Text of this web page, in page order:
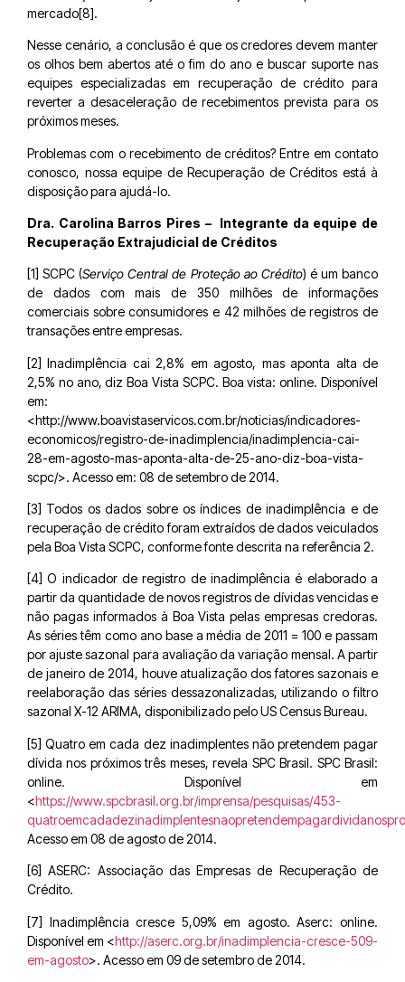
mercado[8].
Nesse cenário, a conclusão é que os credores devem manter
os olhos bem abertos até o fim do ano e buscar suporte nas
equipes especializadas em recuperação de crédito para
reverter a desaceleração de recebimentos prevista para os
próximos meses.
Problemas com o recebimento de créditos? Entre em contato
conosco, nossa equipe de Recuperação de Créditos está à
disposição para ajudá-lo.
Dra. Carolina Barros Pires – Integrante da equipe de
Recuperação Extrajudicial de Créditos
[1] SCPC (Serviço Central de Proteção ao Crédito) é um banco
de dados com mais de 350 milhões de informações
comerciais sobre consumidores e 42 milhões de registros de
transações entre empresas.
[2] Inadimplência cai 2,8% em agosto, mas aponta alta de
2,5% no ano, diz Boa Vista SCPC. Boa vista: online. Disponível
em:
<http://www.boavistaservicos.com.br/noticias/indicadores-
economicos/registro-de-inadimplencia/inadimplencia-cai-
28-em-agosto-mas-aponta-alta-de-25-ano-diz-boa-vista-
scpc/>. Acesso em: 08 de setembro de 2014.
[3] Todos os dados sobre os índices de inadimplência e de
recuperação de crédito foram extraídos de dados veiculados
pela Boa Vista SCPC, conforme fonte descrita na referência 2.
[4] O indicador de registro de inadimplência é elaborado a
partir da quantidade de novos registros de dívidas vencidas e
não pagas informados à Boa Vista pelas empresas credoras.
As séries têm como ano base a média de 2011 = 100 e passam
por ajuste sazonal para avaliação da variação mensal. A partir
de janeiro de 2014, houve atualização dos fatores sazonais e
reelaboração das séries dessazonalizadas, utilizando o filtro
sazonal X-12 ARIMA, disponibilizado pelo US Census Bureau.
[5] Quatro em cada dez inadimplentes não pretendem pagar
dívida nos próximos três meses, revela SPC Brasil. SPC Brasil:
online. Disponível em
<https://www.spcbrasil.org.br/imprensa/pesquisas/453-
Acesso em 08 de agosto de 2014.
[6] ASERC: Associação das Empresas de Recuperação de
Crédito.
[7] Inadimplência cresce 5,09% em agosto. Aserc: online.
Disponível em <http://aserc.org.br/inadimplencia-cresce-509-
em-agosto>. Acesso em 09 de setembro de 2014.